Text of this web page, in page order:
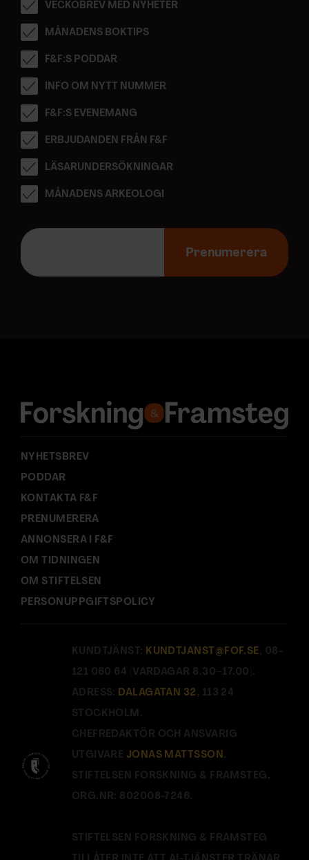
VECKOBREV MED NYHETER
MÅNADENS BOKTIPS
F&F:S PODDAR
INFO OM NYTT NUMMER
F&F:S EVENEMANG
ERBJUDANDEN FRÅN F&F
LÄSARUNDERSÖKNINGAR
MÅNADENS ARKEOLOGI
E
p
s
:
Prenumerera
NYHETSBREV
PODDAR
KONTAKTA F&F
PRENUMERERA
ANNONSERA I F&F
OM TIDNINGEN
OM STIFTELSEN
PERSONUPPGIFTSPOLICY
KUNDTJÄNST: KUNDTJANST@FOF.SE , 08-
121 060 64 (VARDAGAR 8.30–17.00).
ADRESS: DALAGATAN 32 , 113 24
STOCKHOLM.
CHEFREDAKTÖR OCH ANSVARIG
UTGIVARE JONAS MATTSSON .
STIFTELSEN FORSKNING & FRAMSTEG.
ORG.NR: 802008-7246.
STIFTELSEN FORSKNING & FRAMSTEG